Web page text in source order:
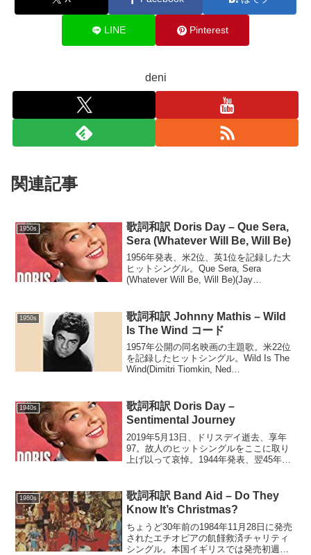
LINE Pinterest
deni
関連記事
1950s
歌詞和訳 Doris Day – Que Sera,
Sera (Whatever Will Be, Will Be)
1956年発表、米2位、英1位を記録した大
ヒットシングル。Que Sera, Sera
(Whatever Will Be, Will Be)(Jay
1950s
歌詞和訳 Johnny Mathis – Wild
Is The Wind コード
1957年公開の同名映画の主題歌。米22位
を記録したヒットシングル。Wild Is The
Wind(Dimitri Tiomkin, Ned
1940s
歌詞和訳 Doris Day –
Sentimental Journey
2019年5月13日、ドリスデイ逝去、享年
97。故人のヒットシングルをここに取り
上げ以って哀悼。1944年発表、翌45年に
1980s
歌詞和訳 Band Aid – Do They
Know It’s Christmas?
ちょうど30年前の1984年11月28日に発売
されたエチオピアの飢饉救済チャリティ
シングル。本国イギリスでは発売初週だ